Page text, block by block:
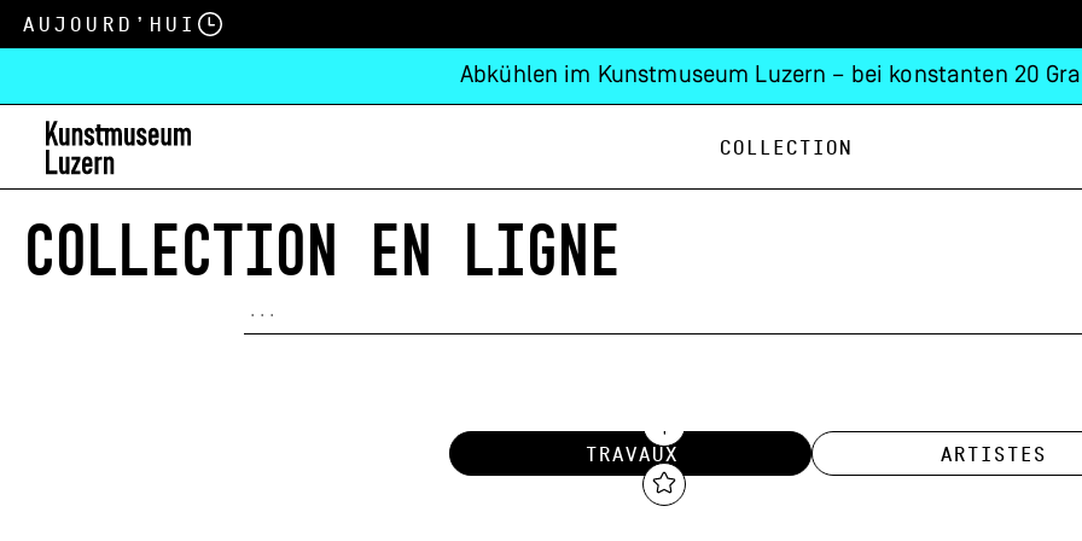
Aujourd’hui
Abkühlen im Kunstmuseum Luzern – bei konstanten 20
Collection
COLLECTION EN LIGNE
TRAVAUX ARTISTES